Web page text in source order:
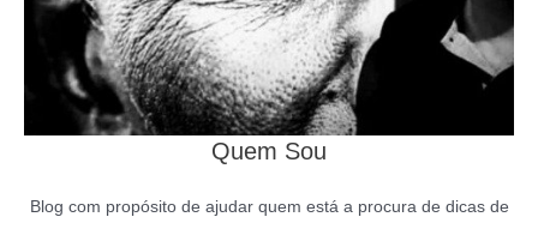
Quem Sou
Blog com propósito de ajudar quem está a procura de dicas de